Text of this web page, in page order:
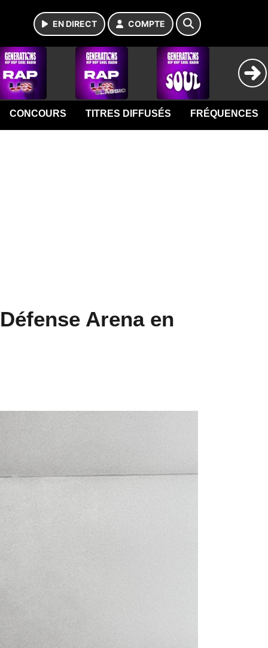
EN DIRECT COMPTE
CONCOURS TITRES DIFFUSÉS FRÉQUENCES
Arena en